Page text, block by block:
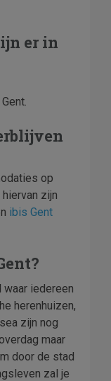
er in
op
zijn
ibis Gent
iedereen
herenhuizen,
zijn nog
maar
door de stad
zal je